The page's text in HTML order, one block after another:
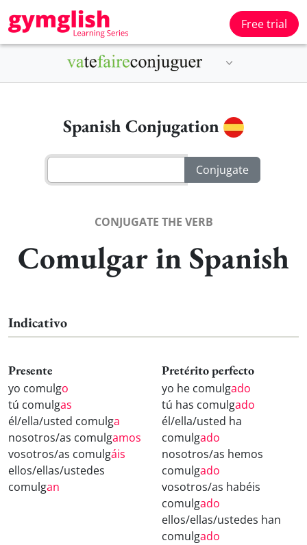
Free trial
Spanish Conjugation
CONJUGATE THE VERB
Comulgar in Spanish
Indicativo
Presente
yo comulgo
tú comulgas
él/ella/usted comulga
nosotros/as comulgamos
vosotros/as comulgáis
ellos/ellas/ustedes
comulgan
Pretérito perfecto
yo he comulgado
tú has comulgado
él/ella/usted ha
comulgado
nosotros/as hemos
comulgado
vosotros/as habéis
comulgado
ellos/ellas/ustedes han
comulgado